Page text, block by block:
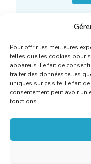
Pour offrir les meilleures
telles que les cookies pour
appareils. Le fait de
traiter des données telles
uniques sur ce site. Le fait
consentement peut avoir un
fonctions.